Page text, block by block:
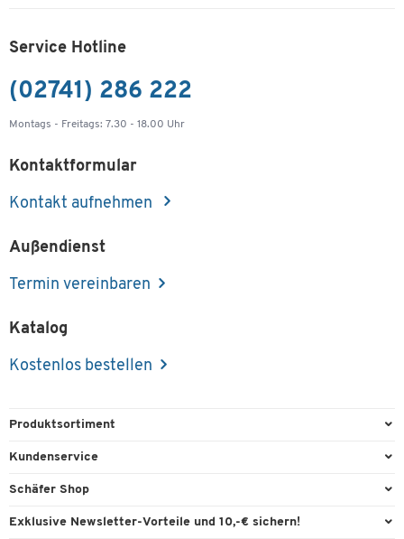
Service Hotline
(02741) 286 222
Montags - Freitags: 7.30 - 18.00 Uhr
Kontaktformular
Kontakt aufnehmen
Außendienst
Termin vereinbaren
Katalog
Kostenlos bestellen
Produktsortiment
Büroausstattung
Kundenservice
Direktbestellung
Schäfer Shop
Services & Leistungen
Exklusive Newsletter-Vorteile und 10,-€ sichern!